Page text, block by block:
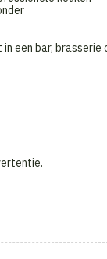
een bar,